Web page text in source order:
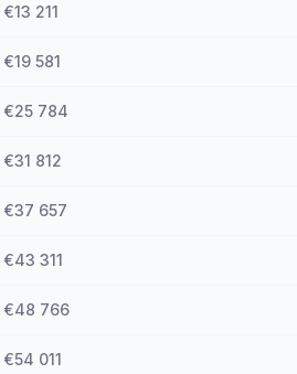
€13 211
€19 581
€25 784
€31 812
€37 657
€43 311
€48 766
€54 011